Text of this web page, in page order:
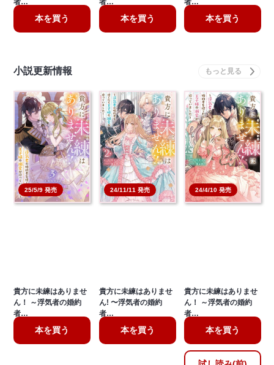
本を買う 本を買う 本を買う
小説更新情報
25/5/9 発売
貴方に未練はありませ
ん！ ～浮気者の婚約
者…
本を買う
24/11/11 発売
貴方に未練はありませ
ん! 〜浮気者の婚約
者…
本を買う
24/4/10 発売
貴方に未練はありませ
ん！ ～浮気者の婚約
者…
本を買う